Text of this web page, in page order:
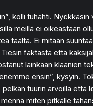
kolli tuhahti.
meillä ei oikeastaan
täältä. Ei mitään
faktasta että
lainkaan klaanien
ensin”, kysyin.
tuurin arvoilla että
miten pitkälle